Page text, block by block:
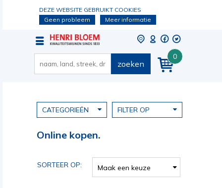
DEZE WEBSITE GEBRUIKT COOKIES
Geen probleem
Meer informatie
0
zoeken
CATEGORIEËN FILTER OP
Online kopen.
SORTEER OP: Maak een keuze